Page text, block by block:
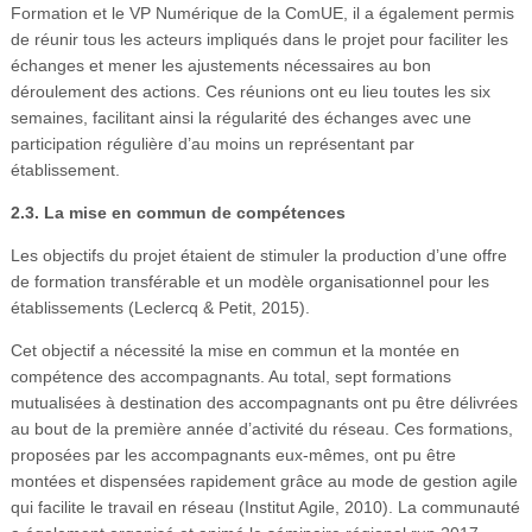
Formation et le VP Numérique de la ComUE, il a également permis
de réunir tous les acteurs impliqués dans le projet pour faciliter les
échanges et mener les ajustements nécessaires au bon
déroulement des actions. Ces réunions ont eu lieu toutes les six
semaines, facilitant ainsi la régularité des échanges avec une
participation régulière d’au moins un représentant par
établissement.
2.3. La mise en commun de compétences
Les objectifs du projet étaient de stimuler la production d’une offre
de formation transférable et un modèle organisationnel pour les
établissements (Leclercq & Petit, 2015).
Cet objectif a nécessité la mise en commun et la montée en
compétence des accompagnants. Au total, sept formations
mutualisées à destination des accompagnants ont pu être délivrées
au bout de la première année d’activité du réseau. Ces formations,
proposées par les accompagnants eux-mêmes, ont pu être
montées et dispensées rapidement grâce au mode de gestion agile
qui facilite le travail en réseau (Institut Agile, 2010). La communauté